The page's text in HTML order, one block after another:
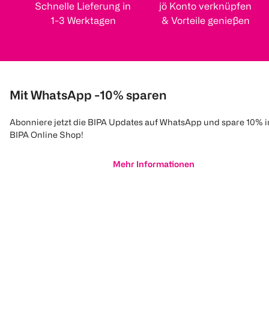
Schnelle Lieferung in
1-3 Werktagen
jö Konto verknüpfen
& Vorteile genießen
Mit WhatsApp -10% sparen
Abonniere jetzt die BIPA Updates auf WhatsApp und spare 10%
BIPA Online Shop!
Mehr Informationen